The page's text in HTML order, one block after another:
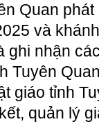
Quan
và
ghi nhận
Tuyên
giáo tỉnh
quản lý